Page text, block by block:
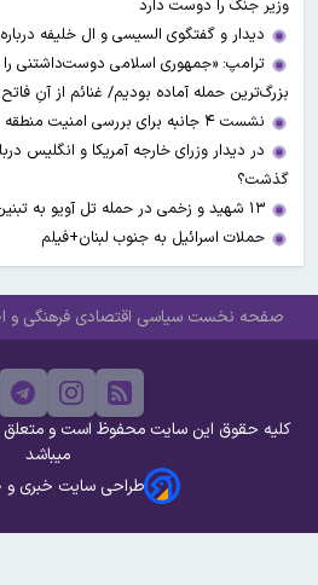
وزیر جنگ را دوست دارد
دیدار و گفتگوی السیسی و ال خلیفه
ترامپ: «جمهوری اسلامی دوست‌داشتنی را
بزرگ‌ترین حمله آماده بودیم/ غنائم از آنِ
نشست ۴ جانبه برای بررسی امنیت منطقه برگزار شد
در دیدار وزرای خارجه آمریکا و انگلیس
گذشت؟
۱۳ شهید و زخمی در حمله تل آویو به تبنین؛ جنوب لبنان گلوله باران شد
حملات اسرائیل به جنوب لبنان+فیلم
صفحه نخست سیاسی اقتصادی فرهنگی و
کلیه حقوق این سایت محفوظ است و متعلق
میباشد
طراحی سایت خبری و